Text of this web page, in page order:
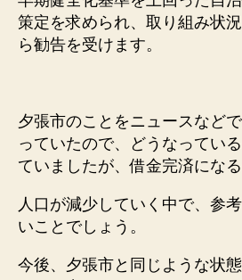
策定を求められ、取り組み状
ら勧告を受けます。
夕張市のことをニュースなど
っていたので、どうなってい
ていましたが、借金完済になる
人口が減少していく中で、参
いことでしょう。
今後、夕張市と同じような状